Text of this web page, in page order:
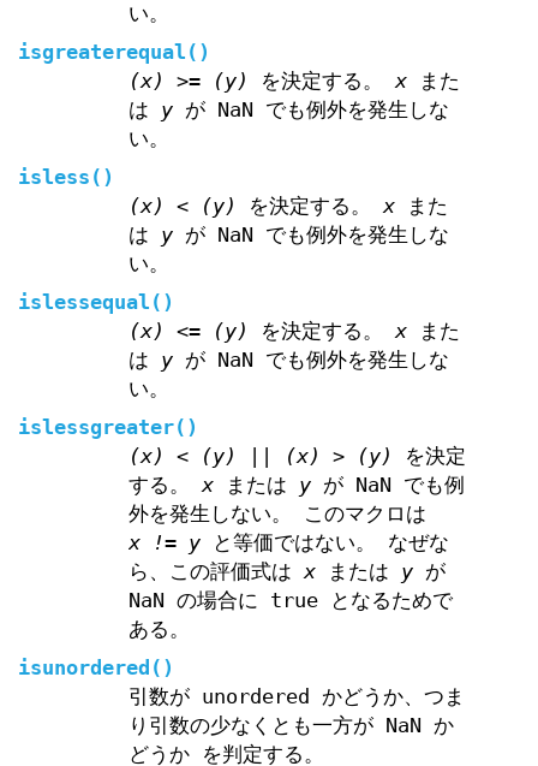
い。
isgreaterequal ()
(x) >= (y)
を決定する。 xまた
は yが NaN でも例外を発生しな
い。
isless ()
(x) < (y)
を決定する。 xまた
は yが NaN でも例外を発生しな
い。
islessequal ()
(x) <= (y)
を決定する。 xまた
は yが NaN でも例外を発生しな
い。
islessgreater()
(x) < (y) || (x) > (y)
を決定
する。 xまたは yが NaN でも例
外を発生しない。 このマクロは
x != yと等価ではない。 なぜな
ら、この評価式は xまたは yが
NaN の場合に true となるためで
ある。
isunordered ()
引数が unordered かどうか、つま
り引数の少なくとも一方が NaN か
どうか を判定する。